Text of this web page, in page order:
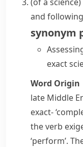
and
synonym
exact
Word Origin
late Middle
exact-
the verb
‘perform’.